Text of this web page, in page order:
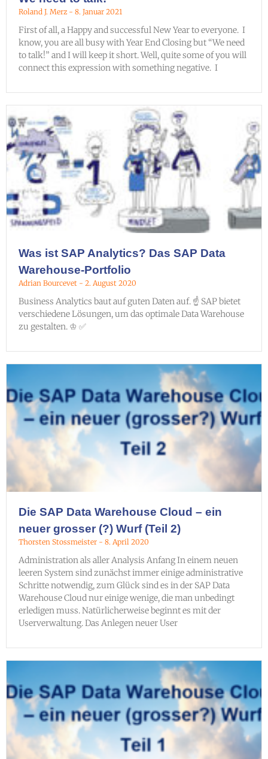
Roland J. Merz 8. Januar 2021
First of all, a Happy and successful New Year to everyone. I
know, you are all busy with Year End Closing but “We need
to talk!” and I will keep it short. Well, quite some of you will
connect this expression with something negative. I
Was ist SAP Analytics? Das SAP Data
Warehouse-Portfolio
Adrian Bourcevet 2. August 2020
Business Analytics baut auf guten Daten auf. ☝ SAP bietet
verschiedene Lösungen, um das optimale Data Warehouse
zu gestalten. ♔ ✅
Die SAP Data Warehouse Cloud – ein
neuer grosser (?) Wurf (Teil 2)
Thorsten Stossmeister 8. April 2020
Administration als aller Analysis Anfang In einem neuen
leeren System sind zunächst immer einige administrative
Schritte notwendig, zum Glück sind es in der SAP Data
Warehouse Cloud nur einige wenige, die man unbedingt
erledigen muss. Natürlicherweise beginnt es mit der
Userverwaltung. Das Anlegen neuer User